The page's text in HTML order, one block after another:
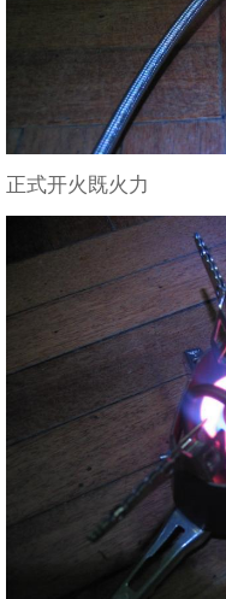
正式开火既火力